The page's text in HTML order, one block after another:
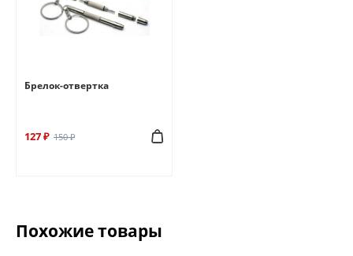
Брелок-отвертка
127 ₽ 150 ₽
Похожие товары